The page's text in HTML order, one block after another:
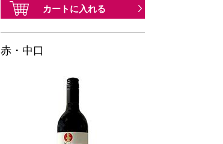
カートに 入れる
赤・中口